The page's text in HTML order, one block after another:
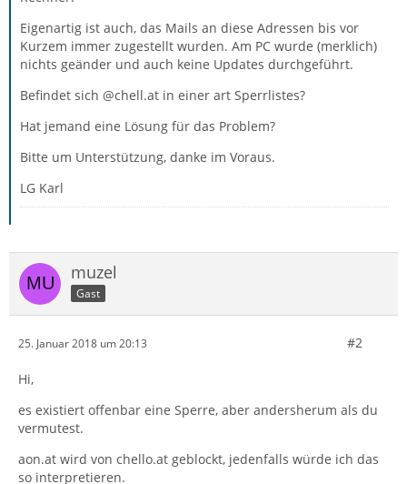
Eigenartig ist auch, das Mails an diese Adressen bis vor
Kurzem immer zugestellt wurden. Am PC wurde (merklich)
nichts geänder und auch keine Updates durchgeführt.
Befindet sich @chell.at in einer art Sperrlistes?
Hat jemand eine Lösung für das Problem?
Bitte um Unterstützung, danke im Voraus.
LG Karl
muzel
Gast
25. Januar 2018 um 20:13 #2
Hi,
es existiert offenbar eine Sperre, aber andersherum als du
vermutest.
aon.at wird von chello.at geblockt, jedenfalls würde ich das
so interpretieren.